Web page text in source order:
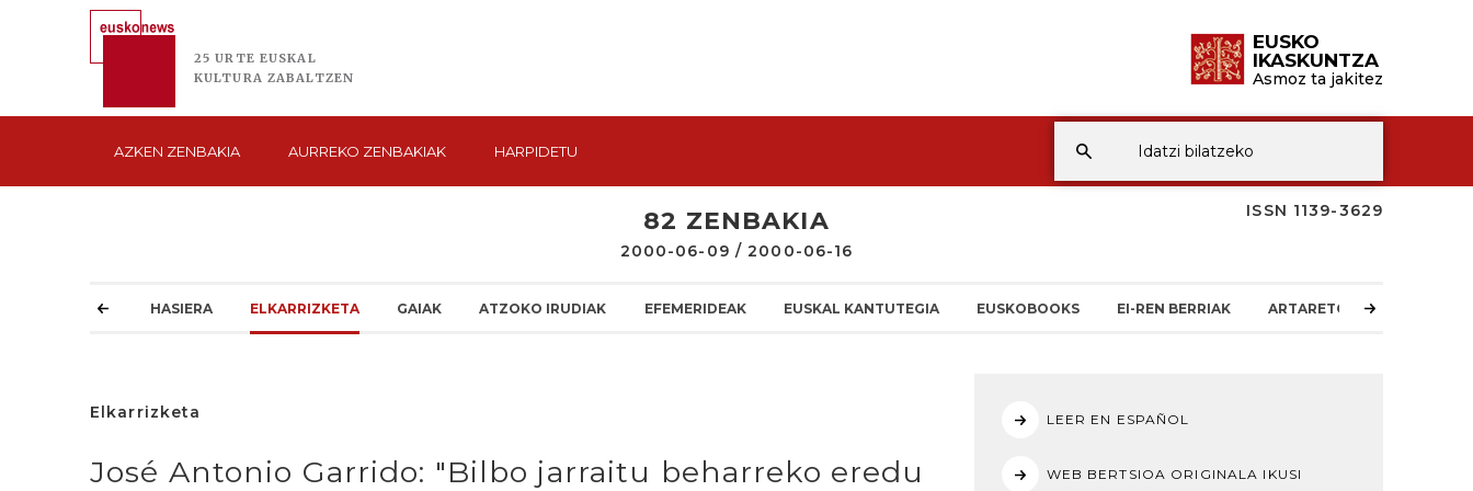
25 URTE EUSKAL
KULTURA ZABALTZEN
EUSKO
IKASKUNTZA
Asmoz ta jakitez
AZKEN ZENBAKIA AURREKO ZENBAKIAK HARPIDETU
ISSN 1139-3629
82 ZENBAKIA
2000-06-09 / 2000-06-16
HASIERA ELKARRIZKETA GAIAK ATZOKO IRUDIAK EFEMERIDEAK EUSKAL KANTUTEGIA EUSKOBOOKS EI-REN BERRIAK ARTARETOA
Elkarrizketa
José Antonio Garrido: "Bilbo jarraitu beharreko eredu
LEER EN ESPAÑOL
WEB BERTSIOA ORIGINALA IKUSI